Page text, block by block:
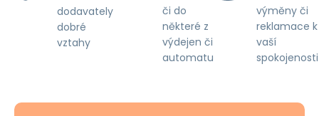
dodavately
dobré
vztahy
či do
některé z
výdejen či
automatu
výměny či
reklamace k
vaší
spokojenosti